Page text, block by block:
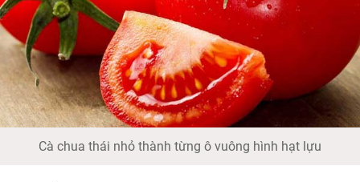
Cà chua thái nhỏ thành từng ô vuông hình hạt lựu